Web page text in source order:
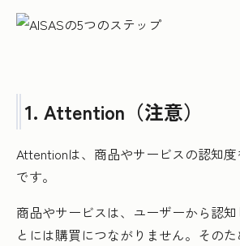
1. Attention（注意）
Attentionは、商品やサービスの認知
です。
商品やサービスは、ユーザーから認
とには購買につながりません。そのた